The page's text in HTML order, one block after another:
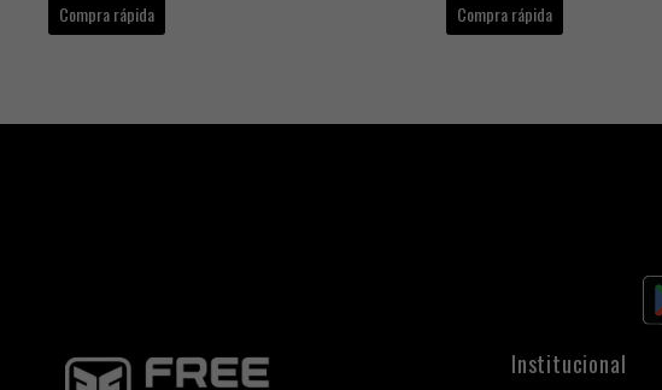
Compra rápida Compra rápida
Institucional